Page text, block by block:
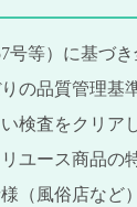
号等）に基づ
の品質管理基
検査をクリア
ユース商品の
（風俗店など